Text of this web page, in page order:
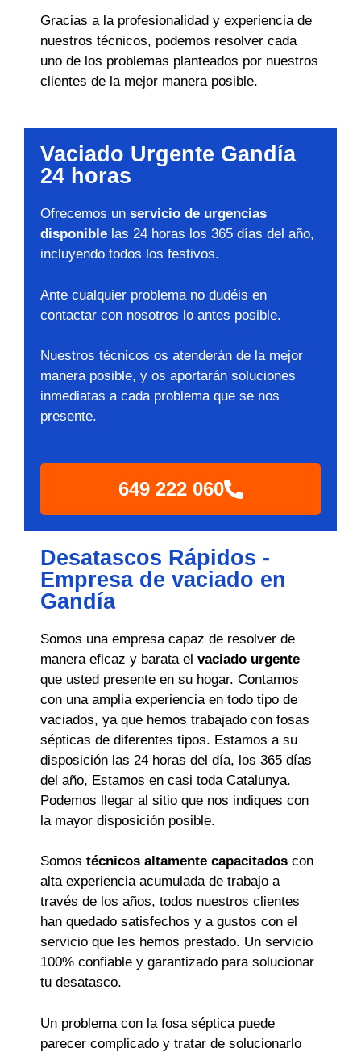
Gracias a la profesionalidad y experiencia de
nuestros técnicos, podemos resolver cada
uno de los problemas planteados por nuestros
clientes de la mejor manera posible.
Vaciado Urgente Gandía
24 horas
Ofrecemos un servicio de urgencias
disponible las 24 horas los 365 días del año,
incluyendo todos los festivos.
Ante cualquier problema no dudéis en
contactar con nosotros lo antes posible.
Nuestros técnicos os atenderán de la mejor
manera posible, y os aportarán soluciones
inmediatas a cada problema que se nos
presente.
649 222 060
Desatascos Rápidos -
Empresa de vaciado en
Gandía
Somos una empresa capaz de resolver de
manera eficaz y barata el vaciado urgente
que usted presente en su hogar. Contamos
con una amplia experiencia en todo tipo de
vaciados, ya que hemos trabajado con fosas
sépticas de diferentes tipos. Estamos a su
disposición las 24 horas del día, los 365 días
del año, Estamos en casi toda Catalunya.
Podemos llegar al sitio que nos indiques con
la mayor disposición posible.
Somos técnicos altamente capacitados con
alta experiencia acumulada de trabajo a
través de los años, todos nuestros clientes
han quedado satisfechos y a gustos con el
servicio que les hemos prestado. Un servicio
100% confiable y garantizado para solucionar
tu desatasco.
Un problema con la fosa séptica puede
parecer complicado y tratar de solucionarlo